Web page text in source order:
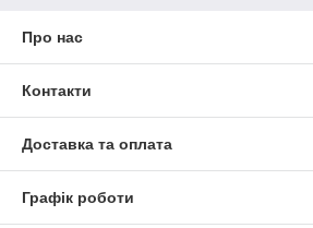
Про нас
Контакти
Доставка та оплата
Графік роботи